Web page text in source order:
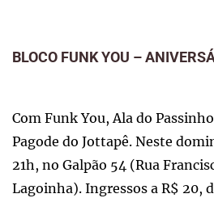
BLOCO FUNK YOU –
Com Funk You, Ala do
Pagode do Jottapê. Neste
21h, no Galpão 54 (Rua
Lagoinha). Ingressos a R$ 20,